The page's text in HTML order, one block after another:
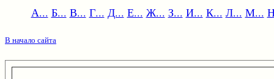
А... Б... В... Г... Д... Е... Ж... З... И... К... Л... М...
В начало сайта